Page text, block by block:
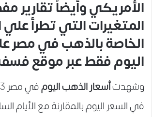
الأمريكي وأيضاً تقارير
المتغيرات التي تطرأ علي
الخاصة بالذهب في مصر
اليوم فقط عبر موقع
وشهدتأسعار الذهب اليوم
في السعر اليوم بالمقارنة مع الأيام